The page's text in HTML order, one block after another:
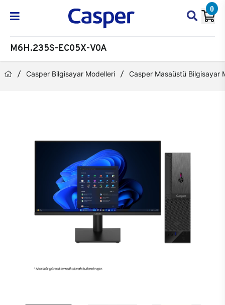
0
M6H.235S-EC05X-V0A
Casper Bilgisayar Modelleri Casper Masaüstü Bilgisayar